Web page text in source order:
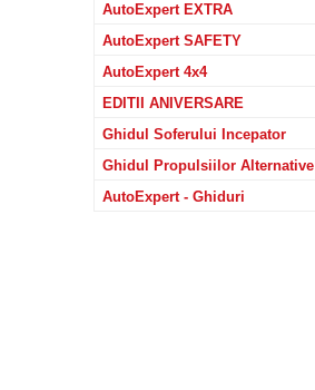
AutoExpert EXTRA
AutoExpert SAFETY
AutoExpert 4x4
EDITII ANIVERSARE
Ghidul Soferului Incepator
Ghidul Propulsiilor Alternative
AutoExpert - Ghiduri